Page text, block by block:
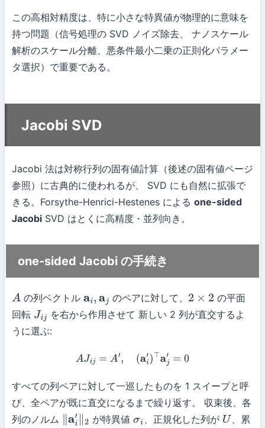
この高相対精度は、特に小さな特異値が物理的に意味を
持つ問題（信号処理の SVD ノイズ除去、 ナノスケール
解析のスケール分離、悪条件最小二乗の正則化パラメー
タ選択）で重要である。
Jacobi SVD
Jacobi 法は対称行列の固有値計算（後述の固有値ページ
参照）に古典的に使われるが、 SVD にも自然に拡張で
きる。Forsythe-Henrici-Hestenes による one-sided
Jacobi SVD はとくに高精度・並列向き。
one-sided Jacobi の手続き
Aの列ベクトル ai,a j のペアに対して、 2 ×2
の平面
回転 Jij
を右から作用させて 新しい 2 列が直交するよ
うに選ぶ:
AJ ij=A′ ′)⊤a ′=0
すべての列ペアに対して一巡したものを 1 スイープと呼
び、全ペアが既に直交になるまで繰り返す。 収束後、各
列のノルム ∥ai′ ∥2 が特異値 σi 、正規化した列が U、累